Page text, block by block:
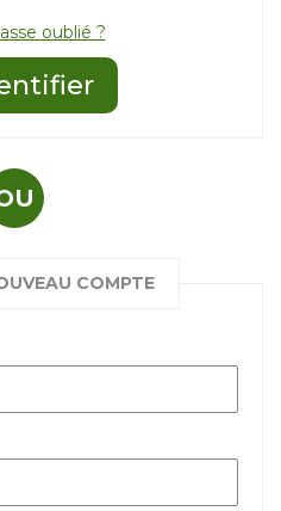
oublié ?
COMPTE